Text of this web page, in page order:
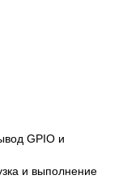
GPIO и
и выполнение